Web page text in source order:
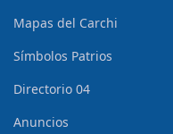
Mapas del Carchi
Símbolos Patrios
Directorio 04
Anuncios